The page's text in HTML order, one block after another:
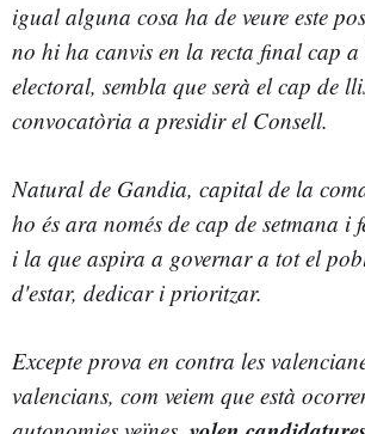
igual alguna cosa ha de veure este
no hi ha canvis en la recta final cap
electoral, sembla que serà el cap de
convocatòria a presidir el Consell.
Natural de Gandia, capital de la
ho és ara només de cap de setmana i
i la que aspira a governar a tot el
d'estar, dedicar i prioritzar.
Excepte prova en contra les
valencians, com veiem que està